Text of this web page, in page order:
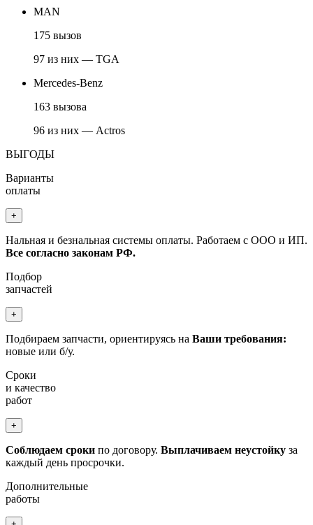
MAN
175 вызов
97 из них — TGA
Mercedes-Benz
163 вызова
96 из них — Actros
ВЫГОДЫ
Варианты
оплаты
+
Нальная и безнальная системы оплаты. Работаем с ООО и ИП.
Все согласно законам РФ.
Подбор
запчастей
+
Подбираем запчасти, ориентируясь на Ваши требования:
новые или б/у.
Сроки
и качество
работ
+
Соблюдаем сроки по договору. Выплачиваем неустойку за
каждый день просрочки.
Дополнительные
работы